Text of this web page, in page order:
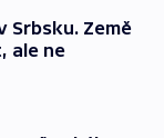
Srbsku. Země
ale ne